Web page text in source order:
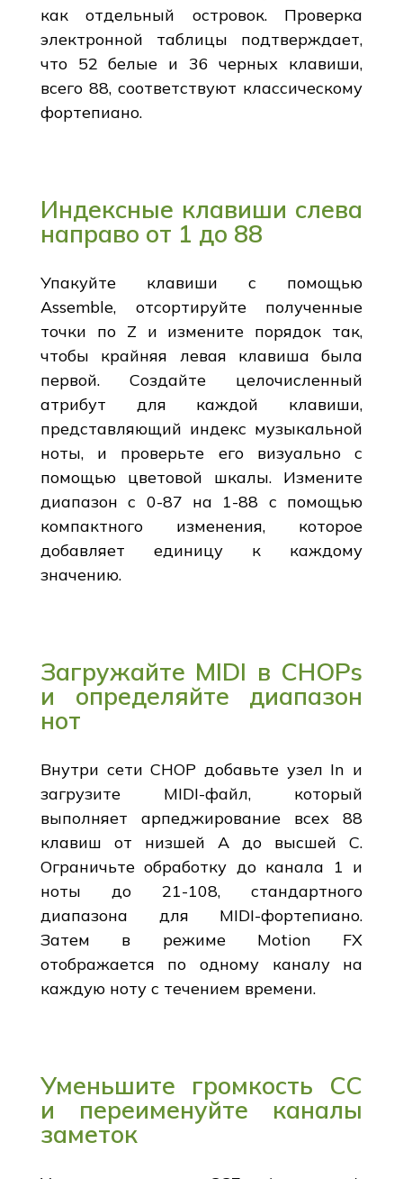
как отдельный островок. Проверка
электронной таблицы подтверждает,
что 52 белые и 36 черных клавиши,
всего 88, соответствуют классическому
фортепиано.
Индексные клавиши слева
направо от 1 до 88
Упакуйте клавиши с помощью
Assemble, отсортируйте полученные
точки по Z и измените порядок так,
чтобы крайняя левая клавиша была
первой. Создайте целочисленный
атрибут для каждой клавиши,
представляющий индекс музыкальной
ноты, и проверьте его визуально с
помощью цветовой шкалы. Измените
диапазон с 0-87 на 1-88 с помощью
компактного изменения, которое
добавляет единицу к каждому
значению.
Загружайте MIDI в CHOPs
и определяйте диапазон
нот
Внутри сети CHOP добавьте узел In и
загрузите MIDI-файл, который
выполняет арпеджирование всех 88
клавиш от низшей A до высшей C.
Ограничьте обработку до канала 1 и
ноты до 21-108, стандартного
диапазона для MIDI-фортепиано.
Затем в режиме Motion FX
отображается по одному каналу на
каждую ноту с течением времени.
Уменьшите громкость CC
и переименуйте каналы
заметок